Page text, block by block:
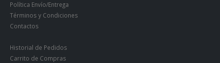
Política Envío/Entrega
Términos y Condiciones
Contactos
Historial de Pedidos
Carrito de Compras